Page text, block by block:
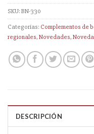
SKU:BN-330
Categorías: Complementos de
regionales,Novedades,
DESCRIPCIÓN